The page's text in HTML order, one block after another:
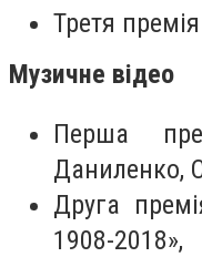
Третя
Музичне відео
Перша
Даниленко,
Друга
1908-